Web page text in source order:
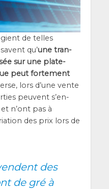
de telles
qu’une tran­
sur une pla­te­
peut for­te­ment
lors d’une vente
peuvent s’en­
n’ont pas à
des prix lors de
des
de gré à